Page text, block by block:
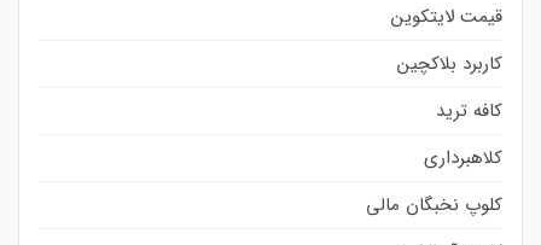
قیمت لایتکوین
کاربرد بلاکچین
کافه ترید
کلاهبرداری
کلوپ نخبگان مالی